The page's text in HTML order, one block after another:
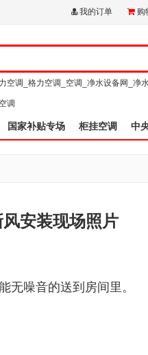
购
我的订单
空调_格力空调_空调_净水设备网_净
调
国家补贴专场 柜挂空调 中
安装现场照片
无噪音的送到房间里。